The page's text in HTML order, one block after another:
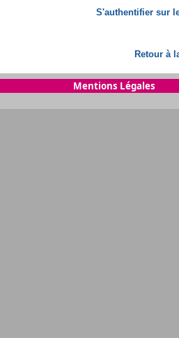
S'authentifier sur
Retour à
Mentions Légales